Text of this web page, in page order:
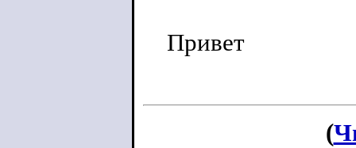
Привет
(